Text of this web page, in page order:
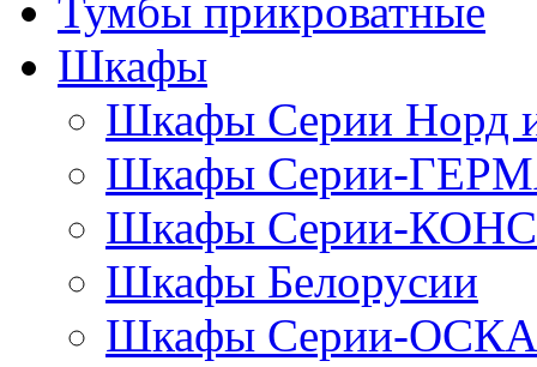
Тумбы прикроватные
Шкафы
Шкафы Серии
Шкафы Серии-
Шкафы Серии-
Шкафы Белорусии
Шкафы Серии-